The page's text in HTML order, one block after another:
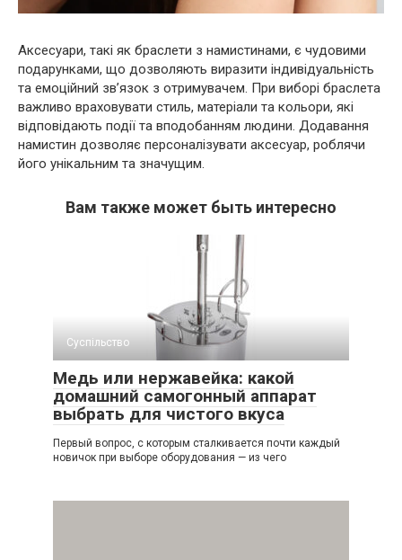
Аксесуари, такі як браслети з намистинами, є чудовими
подарунками, що дозволяють виразити індивідуальність
та емоційний зв’язок з отримувачем. При виборі браслета
важливо враховувати стиль, матеріали та кольори, які
відповідають події та вподобанням людини. Додавання
намистин дозволяє персоналізувати аксесуар, роблячи
його унікальним та значущим.
Вам также может быть интересно
Суспільство
Медь или нержавейка: какой
домашний самогонный аппарат
выбрать для чистого вкуса
Первый вопрос, с которым сталкивается почти каждый
новичок при выборе оборудования — из чего